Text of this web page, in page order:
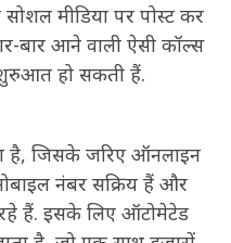
मीडिया पर पोस्ट कर
बार आने वाली ऐसी कॉल्स
हो सकती हैं.
है, जिसके जरिए ऑनलाइन
नंबर सक्रिय हैं और
हैं. इसके लिए ऑटोमेटेड